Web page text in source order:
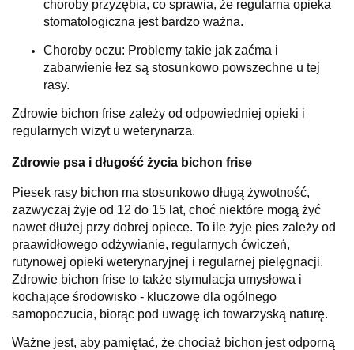
choroby przyzębia, co sprawia, że regularna opieka
stomatologiczna jest bardzo ważna.
Choroby oczu: Problemy takie jak zaćma i
zabarwienie łez są stosunkowo powszechne u tej
rasy.
Zdrowie bichon frise zależy od odpowiedniej opieki i
regularnych wizyt u weterynarza.
Zdrowie psa i długość życia bichon frise
Piesek rasy bichon ma stosunkowo długą żywotność,
zazwyczaj żyje od 12 do 15 lat, choć niektóre mogą żyć
nawet dłużej przy dobrej opiece. To ile żyje pies zależy od
praawidłowego odżywianie, regularnych ćwiczeń,
rutynowej opieki weterynaryjnej i regularnej pielęgnacji.
Zdrowie bichon frise to także stymulacja umysłowa i
kochające środowisko - kluczowe dla ogólnego
samopoczucia, biorąc pod uwagę ich towarzyską naturę.
Ważne jest, aby pamiętać, że chociaż bichon jest odporną